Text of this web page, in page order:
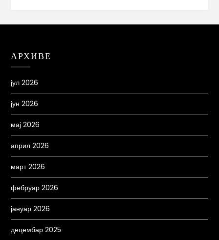
АРХИВЕ
јул 2026
јун 2026
мај 2026
април 2026
март 2026
фебруар 2026
јануар 2026
децембар 2025